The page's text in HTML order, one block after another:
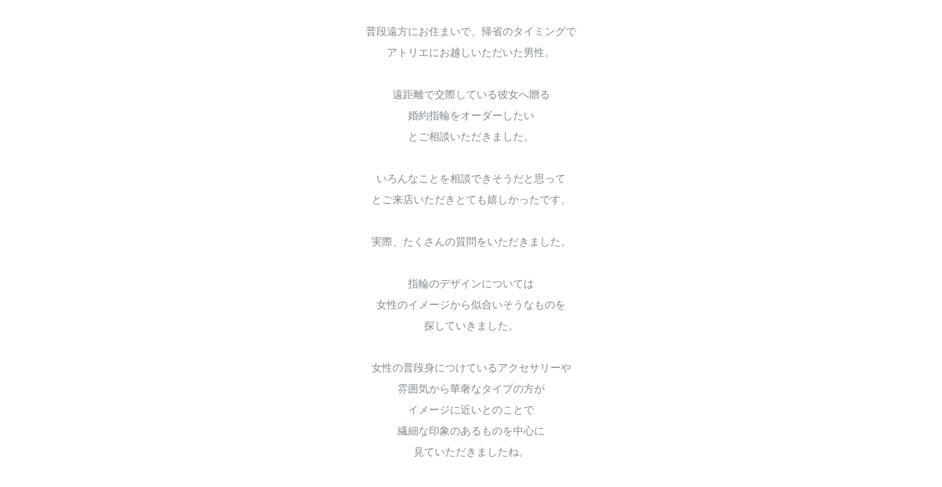
普段遠方にお住まいで、帰省のタイミングで
アトリエにお越しいただいた男性。
遠距離で交際している彼女へ贈る
婚約指輪をオーダーしたい
とご相談いただきました。
いろんなことを相談できそうだと思って
とご来店いただきとても嬉しかったです。
実際、たくさんの質問をいただきました。
指輪のデザインについては
女性のイメージから似合いそうなものを
探していきました。
女性の普段身につけているアクセサリーや
雰囲気から華奢なタイプの方が
イメージに近いとのことで
繊細な印象のあるものを中心に
見ていただきましたね。